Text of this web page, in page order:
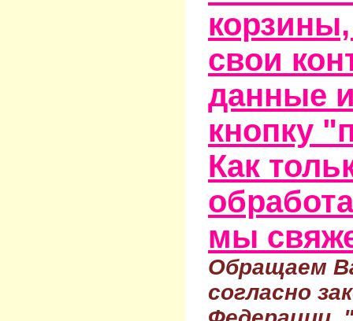
свои
данные
кнопку
Как
мы
Обращаем
согласно